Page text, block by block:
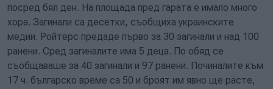
посред бял ден. На площада пред гарата е имало много
хора. Загинали са десетки, съобщиха украинските
медии. Ройтерс предаде първо за 30 загинали и над 100
ранени. Сред загиналите има 5 деца. По обяд се
съобщаваше за 40 загинали и 97 ранени. Починалите към
17 ч. българско време са 50 и броят им явно ще расте,